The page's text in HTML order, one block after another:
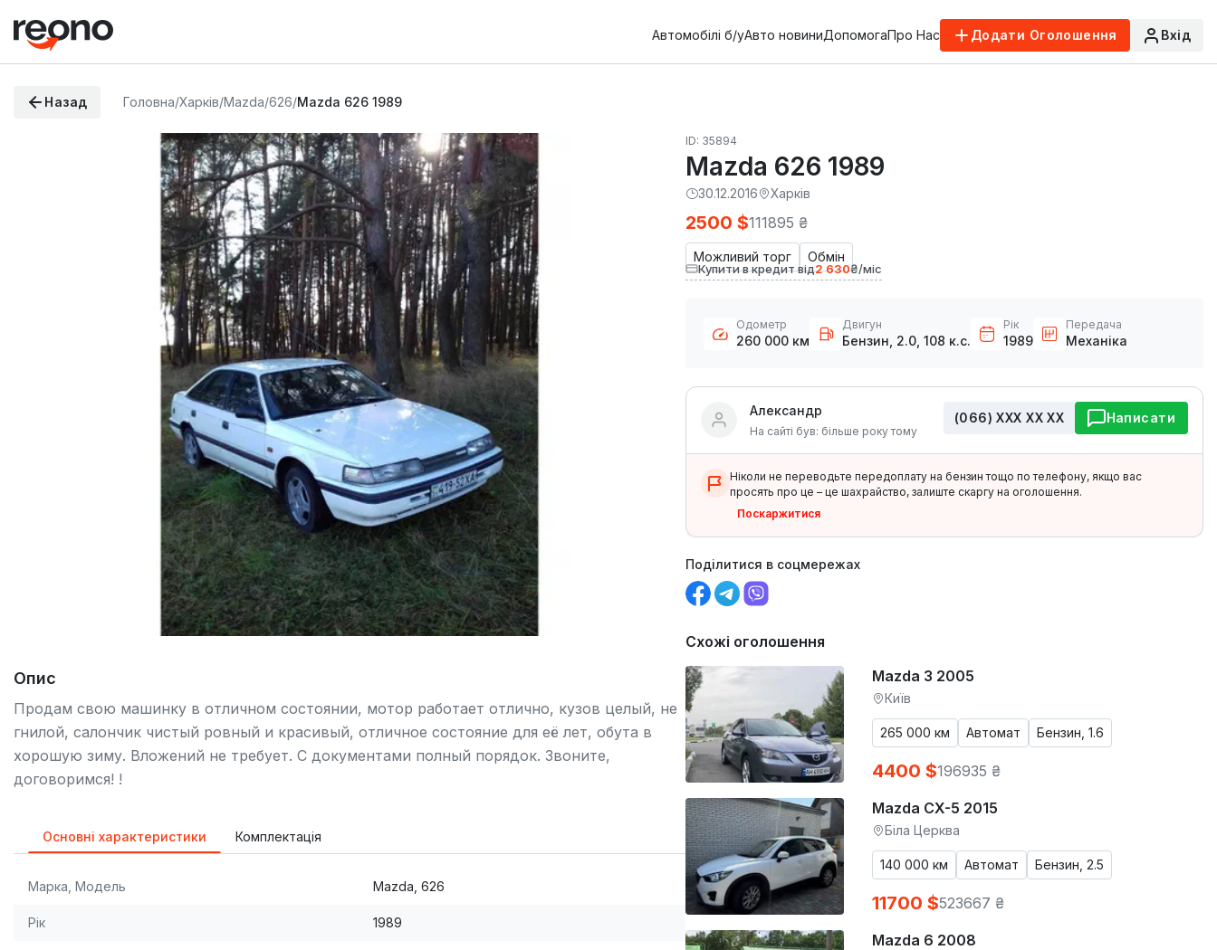
Автомобілі б/уАвто новиниДопомогаПро Нас Додати Оголошення Вхід
Назад Головна/Харків/Mazda/626/Mazda 626 1989
Опис
Продам свою машинку в отличном состоянии, мотор работает отлично, кузов целый, не
гнилой, салончик чистый ровный и красивый, отличное состояние для её лет, обута в
хорошую зиму. Вложений не требует. С документами полный порядок. Звоните,
договоримся! !
Основні характеристики Комплектація
Марка, Модель Mazda, 626
Рік 1989
ID: 35894
Mazda 626 1989
30.12.2016 Харків
Можливий торг Обмін
2500 $111895 ₴
Купити в кредит від2 630₴/міс
Одометр
260 000 км
Двигун
Бензин, 2.0, 108 к.с.
Рік
1989
Передача
Механіка
Александр
На сайті був: більше року тому
(066) ХХХ ХХ ХХ Написати
Ніколи не переводьте передоплату на бензин тощо по телефону, якщо вас
просять про це – це шахрайство, залиште скаргу на оголошення.
Поскаржитися
Поділитися в соцмережах
Схожі оголошення
Mazda 3 2005
Київ
265 000 км Автомат Бензин, 1.6
4400 $196935 ₴
Mazda CX-5 2015
Біла Церква
140 000 км Автомат Бензин, 2.5
11700 $523667 ₴
Mazda 6 2008